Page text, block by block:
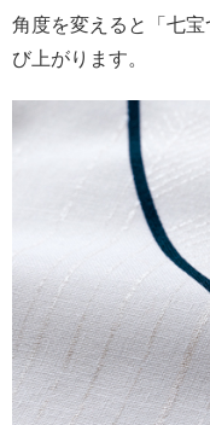
角度を変えると「七
び上がります。